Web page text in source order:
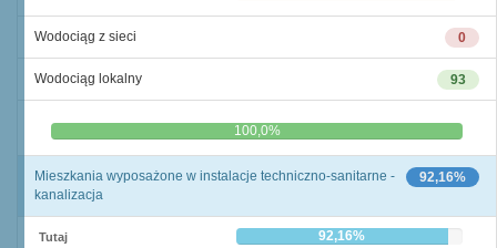
0
Wodociąg z sieci
93
Wodociąg lokalny
0,0% 100,0%
92,16%
Mieszkania wyposażone w instalacje techniczno-sanitarne -
kanalizacja
Tutaj 92,16%